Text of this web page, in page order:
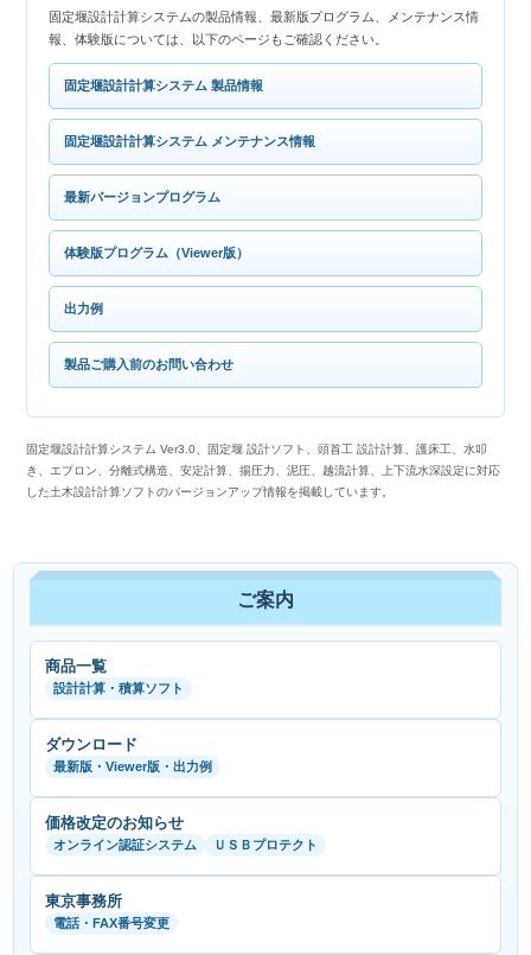
固定堰設計計算システムの製品情報、最新版プログラム、メンテナンス情
報、体験版については、以下のページもご確認ください。
固定堰設計計算システム 製品情報
固定堰設計計算システム メンテナンス情報
最新バージョンプログラム
体験版プログラム（Viewer版）
出力例
製品ご購入前のお問い合わせ
固定堰設計計算システム Ver3.0、固定堰 設計ソフト、頭首工 設計計算、護床工、水叩
き、エプロン、分離式構造、安定計算、揚圧力、泥圧、越流計算、上下流水深設定に対応
した土木設計計算ソフトのバージョンアップ情報を掲載しています。
ご案内
商品一覧
設計計算・積算ソフト
ダウンロード
最新版・Viewer版・出力例
価格改定のお知らせ
オンライン認証システム ＵＳＢプロテクト
東京事務所
電話・FAX番号変更